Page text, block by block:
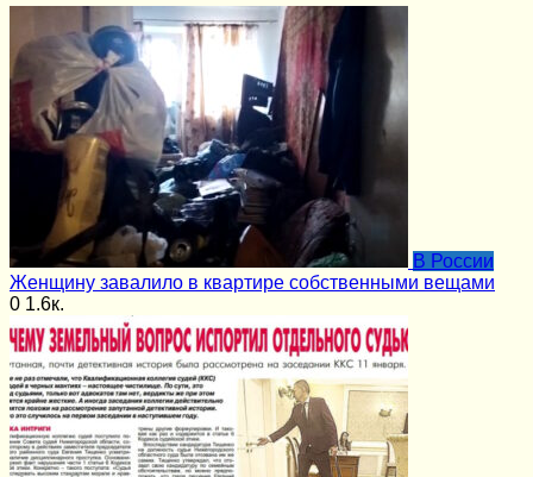
В России
Женщину завалило в квартире собственными вещами
0 1.6к.